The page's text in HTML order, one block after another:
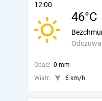
12:00
46°C
Opad: 0 mm
Wiatr:
6 km/h